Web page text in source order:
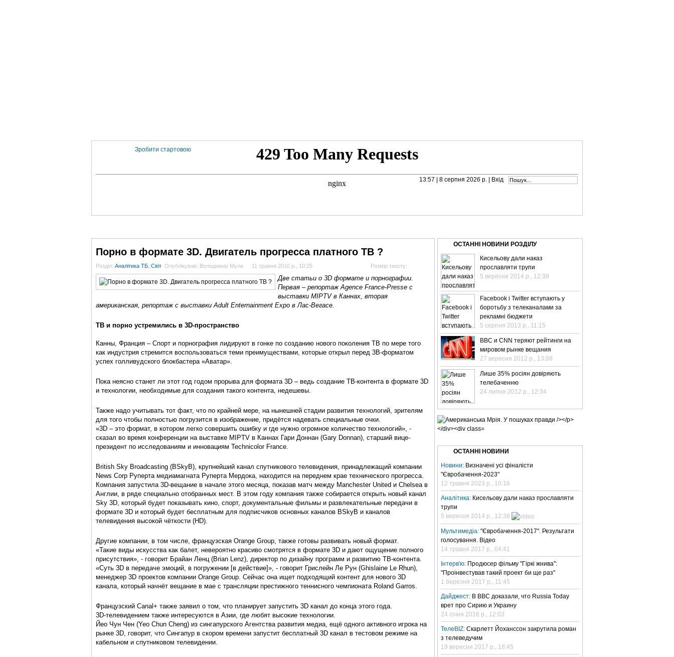
Зробити стартовою
13:57 | 8 серпня 2026 р. | Вхід
Порно в формате 3D. Двигатель прогресса платного ТВ ?
Розмір тексту:
Розділ: Аналітика ТБ. Світ Опублікував: Володимир Мула 11 травня 2010 р., 10:25
Две статьи о 3D формате и порнографии.
Первая – репортаж Agence France-Presse с
выставки MIPTV в Каннах, вторая
американская, репортаж с выставки Adult Enternainment Expo в Лас-Вегасе.
ТВ и порно устремились в 3D-пространство
Канны, Франция – Спорт и порнография лидируют в гонке по созданию нового поколения ТВ по мере того
как индустрия стремится воспользоваться теми преимуществами, которые открыл перед 3В-форматом
успех голливудского блокбастера «Аватар».
Пока неясно станет ли этот год годом прорыва для формата 3D – ведь создание ТВ-контента в формате 3D
и технологии, необходимые для создания такого контента, недешевы.
Также надо учитывать тот факт, что по крайней мере, на нынешней стадии развития технологий, зрителям
для того чтобы полностью погрузится в изображение, придётся надевать специальные очки.
«3D – это формат, в котором легко совершить ошибку и где нужно огромное количество технологий», -
сказал во время конференции на выставке MIPTV в Каннах Гари Доннан (Gary Donnan), старший вице-
президент по исследованиям и инновациям Technicolor France.
British Sky Broadcasting (BSkyB), крупнейший канал спутникового телевидения, принадлежащий компании
News Corp Руперта медиамагната Руперта Мердока, находится на переднем крае технического прогресса.
Компания запустила 3D-вещание в начале этого месяца, показав матч между Manchester United и Chelsea в
Англии, в ряде специально отобранных мест. В этом году компания также собирается открыть новый канал
Sky 3D, который будет показывать кино, спорт, документальные фильмы и развлекательные передачи в
формате 3D и который будет бесплатным для подписчиков основных каналов BSkyB и каналов
телевидения высокой чёткости (HD).
Другие компании, в том числе, французская Orange Group, также готовы развивать новый формат.
«Такие виды искусства как балет, невероятно красиво смотрятся в формате 3D и дают ощущение полного
присутствия», - говорит Брайан Ленц (Brian Lenz), директор по дизайну программ и развитию ТВ-контента.
«Суть 3D в передаче эмоций, в погружении [в действие]», - говорит Грислейн Ле Рун (Ghislaine Le Rhun),
менеджер 3D проектов компании Orange Group. Сейчас она ищет подходящий контент для нового 3D
канала, который начнёт вещание в мае с трансляции престижного теннисного чемпионата Roland Garros.
Французский Canal+ также заявил о том, что планирует запустить 3D канал до конца этого года.
3D-телевидением также интересуются в Азии, где любят высокие технологии.
Йео Чун Чен (Yeo Chun Cheng) из сингапурского Агентства развития медиа, ещё одного активного игрока на
рынке 3D, говорит, что Сингапур в скором времени запустит бесплатный 3D канал в тестовом режиме на
кабельном и спутниковом телевидении.
ОСТАННІ НОВИНИ РОЗДІЛУ
Кисельову дали наказ
прославляти трупи
5 вересня 2014 р., 12:38
Facebook і Twitter вступають у
боротьбу з телеканалами за
рекламні бюджети
5 серпня 2013 р., 11:15
BBC и CNN теряют рейтинги на
мировом рынке вещания
27 вересня 2012 р., 13:08
Лише 35% росіян довіряють
телебаченню
24 липня 2012 р., 12:34
ОСТАННІ НОВИНИ
Новини: Визначені усі фіналісти
"Євробачення-2023"
12 травня 2023 р., 10:16
Аналітика: Кисельову дали наказ прославляти
трупи
5 вересня 2014 р., 12:38
Мультимедіа: "Євробачення-2017". Результати
голосування. Відео
14 травня 2017 р., 04:41
Інтерв'ю: Продюсер фільму "Гіркі жнива":
"Проінвестував такий проект би ще раз"
1 березня 2017 р., 11:45
Дайджест: В BBC доказали, что Russia Today
врет про Сирию и Украину
24 січня 2016 р., 12:03
ТелеBIZ: Скарлетт Йоханссон закрутила роман
з телеведучим
19 вересня 2017 р., 18:45